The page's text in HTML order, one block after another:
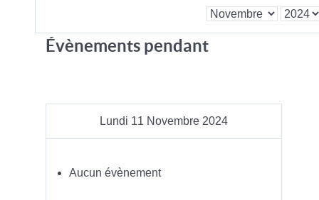
Évènements pendant
Lundi 11 Novembre 2024
Aucun évènement